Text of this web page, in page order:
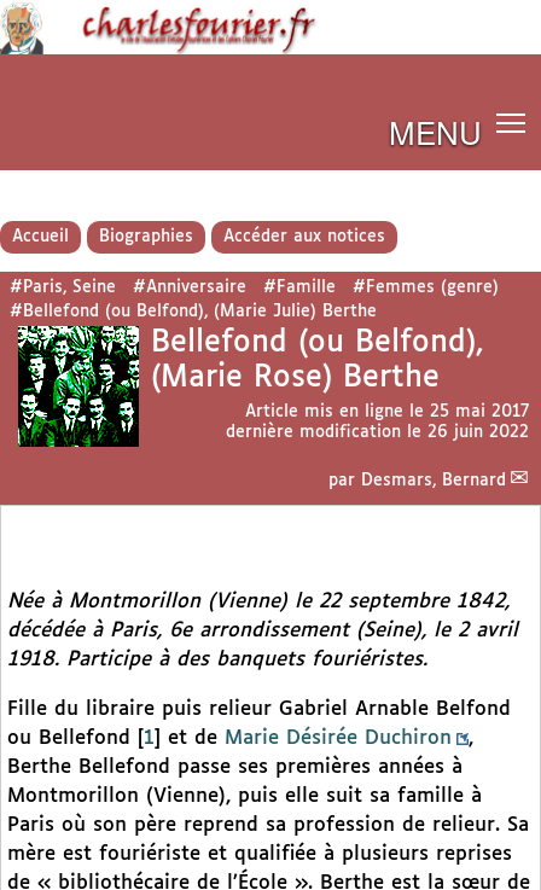
MENU
Accueil Biographies Accéder aux notices
#Paris, Seine #Anniversaire #Famille
#Femmes (genre)
#Bellefond (ou Belfond), (Marie Julie) Berthe
Bellefond (ou Belfond),
(Marie Rose) Berthe
Article mis en ligne le 25 mai 2017
dernière modification le 26 juin 2022
par Desmars, Bernard
Née à Montmorillon (Vienne) le 22 septembre 1842,
décédée à Paris, 6e arrondissement (Seine), le 2 avril
1918. Participe à des banquets fouriéristes.
Fille du libraire puis relieur Gabriel Arnable Belfond
ou Bellefond
1 et de Marie Désirée Duchiron
,
Berthe Bellefond passe ses premières années à
Montmorillon (Vienne), puis elle suit sa famille à
Paris où son père reprend sa profession de relieur. Sa
mère est fouriériste et qualifiée à plusieurs reprises
de « bibliothécaire de l’École ». Berthe est la sœur de